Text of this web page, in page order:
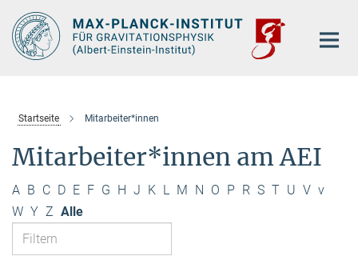
Hauptinhalt
Startseite Mitarbeiter*innen
Mitarbeiter*innen am AEI
A B C D E F G H J K L M N O P R S T U V v
W Y Z Alle